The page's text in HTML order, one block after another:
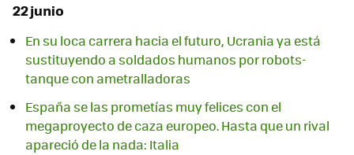
22 junio
En su loca carrera hacia el futuro, Ucrania ya está
sustituyendo a soldados humanos por robots-
tanque con ametralladoras
España se las prometías muy felices con el
megaproyecto de caza europeo. Hasta que un rival
apareció de la nada: Italia